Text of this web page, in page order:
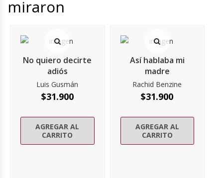
miraron
No quiero decirte
adiós
Luis Gusmán
$31.900
AGREGAR AL
CARRITO
Así hablaba mi
madre
Rachid Benzine
$31.900
AGREGAR AL
CARRITO